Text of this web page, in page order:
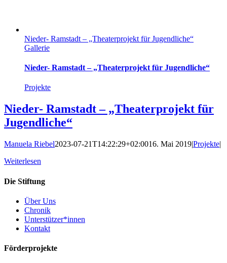
Nieder- Ramstadt – „Theaterprojekt für Jugendliche“
Gallerie
Nieder- Ramstadt – „Theaterprojekt für Jugendliche“
Projekte
Nieder- Ramstadt – „Theaterprojekt für
Jugendliche“
Manuela Riebel2023-07-21T14:22:29+02:0016. Mai 2019|Projekte|
Weiterlesen
Die Stiftung
Über Uns
Chronik
Unterstützer*innen
Kontakt
Förderprojekte